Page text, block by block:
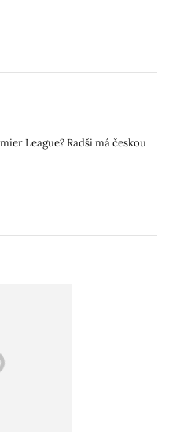
League? Radši má českou